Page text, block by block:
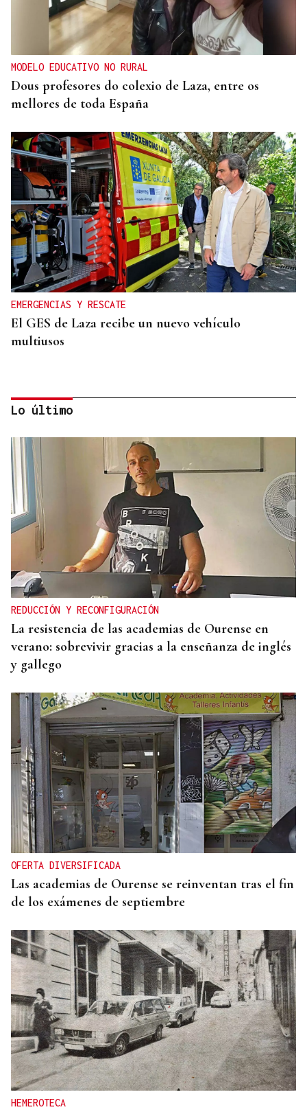
MODELO EDUCATIVO NO RURAL
Dous profesores do colexio de Laza, entre os
mellores de toda España
EMERGENCIAS Y RESCATE
El GES de Laza recibe un nuevo vehículo
multiusos
ADQUISICIÓN DE VIVENDA
Laza terá un museo etnográfico dedicado ao
Entroido e ao Santo Cristo
Lo último
REDUCCIÓN Y RECONFIGURACIÓN
La resistencia de las academias de Ourense en
verano: sobrevivir gracias a la enseñanza de inglés
y gallego
OFERTA DIVERSIFICADA
Las academias de Ourense se reinventan tras el fin
de los exámenes de septiembre
HEMEROTECA